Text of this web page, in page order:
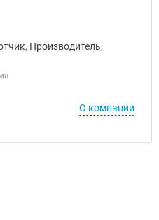
Производитель,
О компании